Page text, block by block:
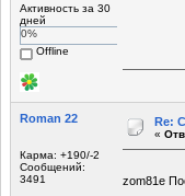
Активность за 30
дней
0%
Offline
Roman 22
Карма: +190/-2
Сообщений:
3491
Re:
«
zom81e